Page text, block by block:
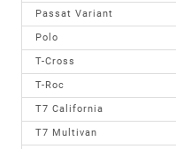
Passat Variant
Polo
T-Cross
T-Roc
T7 California
T7 Multivan